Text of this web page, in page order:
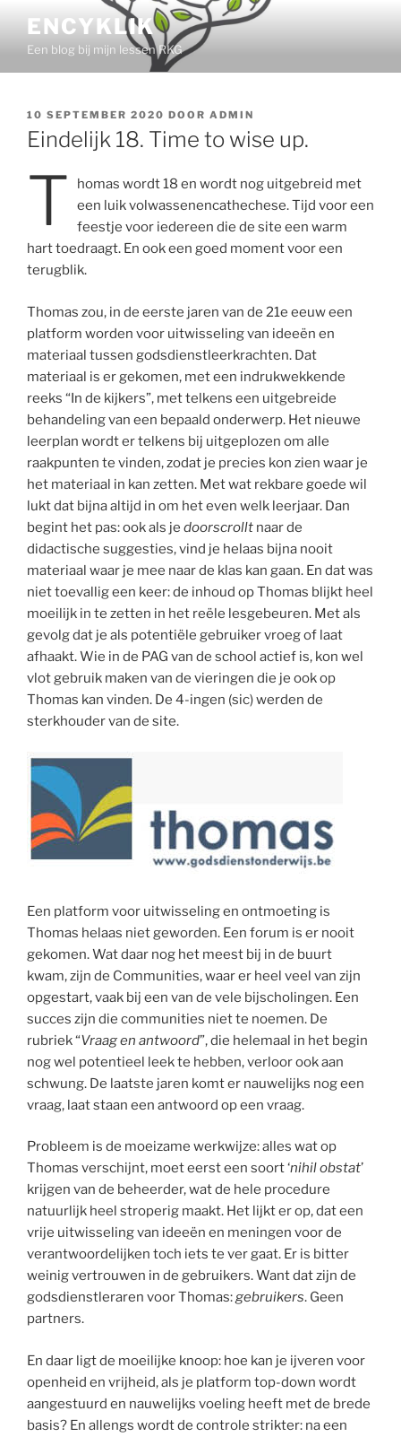
inhoud
ENCYKLIK
Een blog bij mijn lessen RKG
GEPLAATST
OP
10 SEPTEMBER 2020 DOOR ADMIN
Eindelijk 18. Time to wise up.
T
homas wordt 18 en wordt nog uitgebreid met
een luik volwassenencathechese. Tijd voor een
feestje voor iedereen die de site een warm
hart toedraagt. En ook een goed moment voor een
terugblik.
Thomas zou, in de eerste jaren van de 21e eeuw een
platform worden voor uitwisseling van ideeën en
materiaal tussen godsdienstleerkrachten. Dat
materiaal is er gekomen, met een indrukwekkende
reeks “In de kijkers”, met telkens een uitgebreide
behandeling van een bepaald onderwerp. Het nieuwe
leerplan wordt er telkens bij uitgeplozen om alle
raakpunten te vinden, zodat je precies kon zien waar je
het materiaal in kan zetten. Met wat rekbare goede wil
lukt dat bijna altijd in om het even welk leerjaar. Dan
begint het pas: ook als je doorscrollt naar de
didactische suggesties, vind je helaas bijna nooit
materiaal waar je mee naar de klas kan gaan. En dat was
niet toevallig een keer: de inhoud op Thomas blijkt heel
moeilijk in te zetten in het reële lesgebeuren. Met als
gevolg dat je als potentiële gebruiker vroeg of laat
afhaakt. Wie in de PAG van de school actief is, kon wel
vlot gebruik maken van de vieringen die je ook op
Thomas kan vinden. De 4-ingen (sic) werden de
sterkhouder van de site.
Een platform voor uitwisseling en ontmoeting is
Thomas helaas niet geworden. Een forum is er nooit
gekomen. Wat daar nog het meest bij in de buurt
kwam, zijn de Communities, waar er heel veel van zijn
opgestart, vaak bij een van de vele bijscholingen. Een
succes zijn die communities niet te noemen. De
rubriek “Vraag en antwoord”, die helemaal in het begin
nog wel potentieel leek te hebben, verloor ook aan
schwung. De laatste jaren komt er nauwelijks nog een
vraag, laat staan een antwoord op een vraag.
Probleem is de moeizame werkwijze: alles wat op
Thomas verschijnt, moet eerst een soort ‘nihil obstat’
krijgen van de beheerder, wat de hele procedure
natuurlijk heel stroperig maakt. Het lijkt er op, dat een
vrije uitwisseling van ideeën en meningen voor de
verantwoordelijken toch iets te ver gaat. Er is bitter
weinig vertrouwen in de gebruikers. Want dat zijn de
godsdienstleraren voor Thomas:gebruikers. Geen
partners.
En daar ligt de moeilijke knoop: hoe kan je ijveren voor
openheid en vrijheid, als je platform top-down wordt
aangestuurd en nauwelijks voeling heeft met de brede
basis? En allengs wordt de controle strikter: na een